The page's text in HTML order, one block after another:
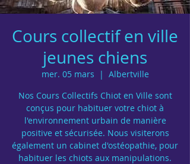
Cours collectif en ville
jeunes chiens
mer. 05 mars
  |
Albertville
Nos Cours Collectifs Chiot en Ville sont
conçus pour habituer votre chiot à
l'environnement urbain de manière
positive et sécurisée. Nous visiterons
également un cabinet d'ostéopathie, pour
habituer les chiots aux manipulations.